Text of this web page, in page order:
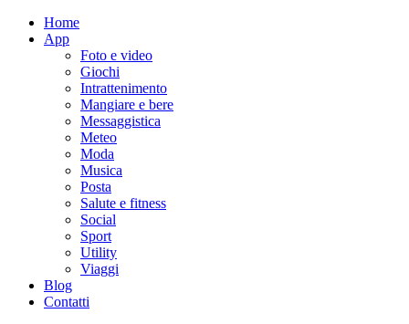
Home
App
Foto e video
Giochi
Intrattenimento
Mangiare e bere
Messaggistica
Meteo
Moda
Musica
Posta
Salute e fitness
Social
Sport
Utility
Viaggi
Blog
Contatti